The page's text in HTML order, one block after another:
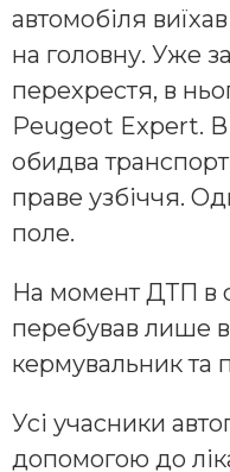
автомобіля
на головну. Уже
перехрестя, в
Peugeot Expert. В
обидва
праве узбіччя.
поле.
На момент ДТП в
перебував лише
кермувальник та
Усі учасники
допомогою до